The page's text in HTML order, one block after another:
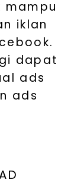
iklan
dapat
ads
ads